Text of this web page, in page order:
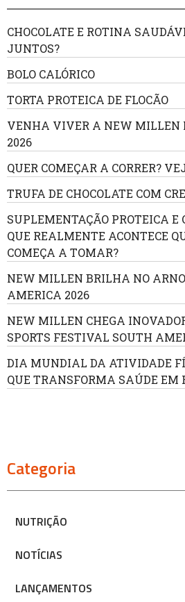
CHOCOLATE E ROTINA
JUNTOS?
BOLO CALÓRICO
TORTA PROTEICA DE FLOCÃO
VENHA VIVER A NEW MILLEN
2026
QUER COMEÇAR A CORRER?
TRUFA DE CHOCOLATE COM
SUPLEMENTAÇÃO PROTEICA E
QUE REALMENTE ACONTECE
COMEÇA A TOMAR?
NEW MILLEN BRILHA NO
AMERICA 2026
NEW MILLEN CHEGA
SPORTS FESTIVAL SOUTH
DIA MUNDIAL DA ATIVIDADE
QUE TRANSFORMA SAÚDE EM
Categoria
NUTRIÇÃO
NOTÍCIAS
LANÇAMENTOS